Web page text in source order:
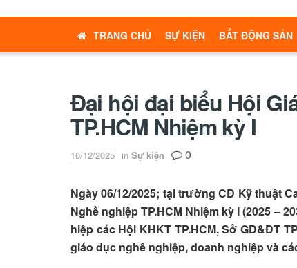
TRANG CHỦ SỰ KIỆN BẤT ĐỘNG SẢN
Đại hội đại biểu Hội
TP.HCM Nhiệm kỳ I
10/12/2025 in Sự kiện 0
Ngày 06/12/2025; tại trường CĐ Kỹ thuật
Nghề nghiệp TP.HCM Nhiệm kỳ I (2025 –
hiệp các Hội KHKT TP.HCM, Sở GD&ĐT
giáo dục nghề nghiệp, doanh nghiệp và